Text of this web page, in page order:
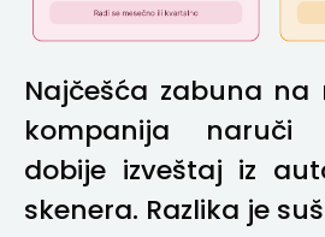
Najčešća zabuna na
kompanija naruči
dobije izveštaj iz
skenera. Razlika je